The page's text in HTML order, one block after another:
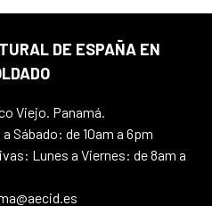
DE ESPAÑA EN
Viejo. Panamá.
Sábado: de 10am a 6pm
Lunes a Viernes: de 8am a